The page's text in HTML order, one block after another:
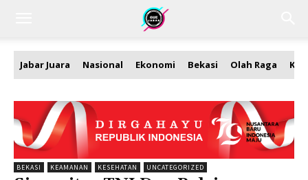
Jabar Juara Nasional Ekonomi Bekasi Olah Raga
BEKASI KEAMANAN KESEHATAN UNCATEGORIZED